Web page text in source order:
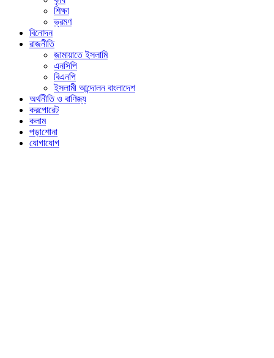
শিক্ষা
ভ্রমণ
বিনোদন
রাজনীতি
জামায়াতে ইসলামি
এনসিপি
বিএনপি
ইসলামী আন্দোলন বাংলাদেশ
অর্থনীতি ও বাণিজ্য
করপোরেট
কলাম
পড়াশোনা
যোগাযোগ